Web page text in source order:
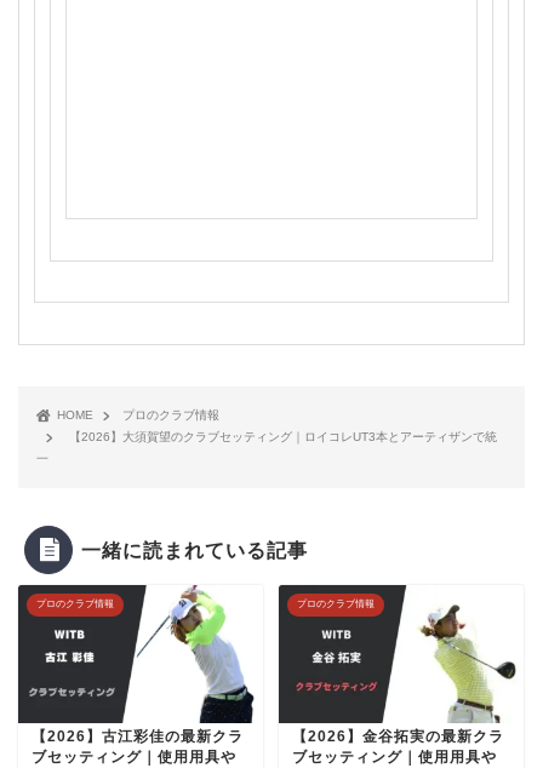
HOME
プロのクラブ情報
【2026】大須賀望のクラブセッティング｜ロイコレUT3本とアーティザンで統
一
一緒に読まれている記事
プロのクラブ情報
【2026】古江彩佳の最新クラ
ブセッティング｜使用用具や
プロのクラブ情報
【2026】金谷拓実の最新クラ
ブセッティング｜使用用具や